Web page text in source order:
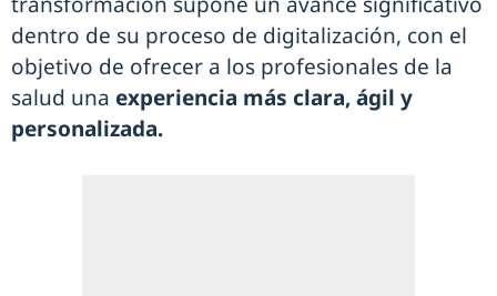
dentro de su proceso de digitalización, con el
objetivo de ofrecer a los profesionales de la
salud una experiencia más clara, ágil y
personalizada.